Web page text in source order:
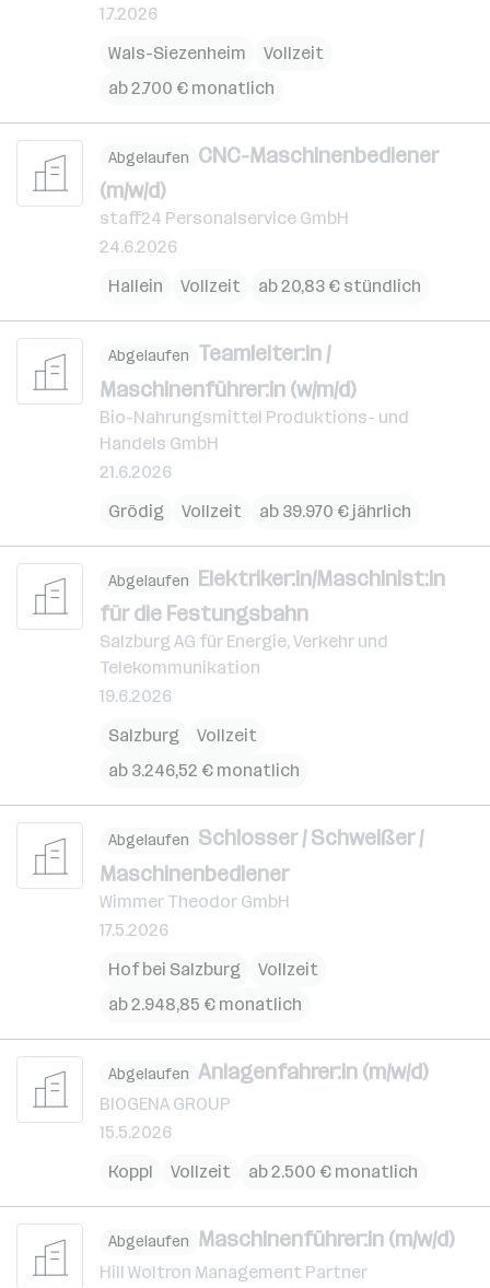
1.7.2026
Wals-Siezenheim
Vollzeit
ab 2.700 € monatlich
Abgelaufen CNC-Maschinenbediener
(m/w/d)
staff24 Personalservice GmbH
24.6.2026
Hallein
Vollzeit ab 20,83 € stündlich
Abgelaufen Teamleiter:in /
Maschinenführer:in (w/m/d)
Bio-Nahrungsmittel Produktions- und
Handels GmbH
21.6.2026
Grödig
Vollzeit ab 39.970 € jährlich
Abgelaufen Elektriker:in/Maschinist:in
für die Festungsbahn
Salzburg AG für Energie, Verkehr und
Telekommunikation
19.6.2026
Salzburg
Vollzeit
ab 3.246,52 € monatlich
Abgelaufen Schlosser / Schweißer /
Maschinenbediener
Wimmer Theodor GmbH
17.5.2026
Hof bei Salzburg
Vollzeit
ab 2.948,85 € monatlich
Abgelaufen Anlagenfahrer:in (m/w/d)
BIOGENA GROUP
15.5.2026
Koppl
Vollzeit ab 2.500 € monatlich
Abgelaufen Maschinenführer:in (m/w/d)
Hill Woltron Management Partner